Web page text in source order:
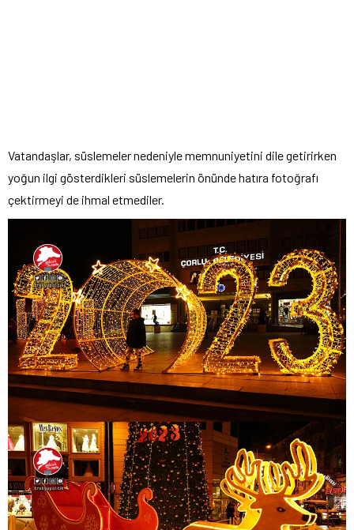
Vatandaşlar, süslemeler nedeniyle memnuniyetini dile getirirken
yoğun ilgi gösterdikleri süslemelerin önünde hatıra fotoğrafı
çektirmeyi de ihmal etmediler.